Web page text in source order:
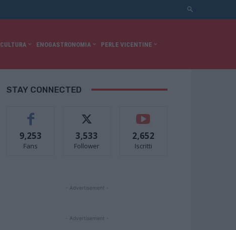
CULTURA ENOGASTRONOMIA PERLE VICENTINE
STAY CONNECTED
9,253
Fans
3,533
Follower
2,652
Iscritti
- Advertisement -
- Advertisement -